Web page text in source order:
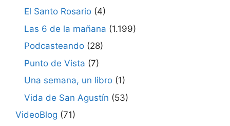
El Santo Rosario (4)
Las 6 de la mañana (1.199)
Podcasteando (28)
Punto de Vista (7)
Una semana, un libro (1)
Vida de San Agustín (53)
VideoBlog (71)